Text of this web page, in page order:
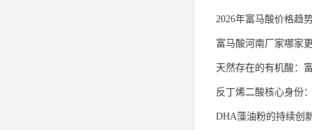
2026年富马酸价格趋
富马酸河南厂家哪家
天然存在的有机酸：
反丁烯二酸核心身份
DHA藻油粉的持续创